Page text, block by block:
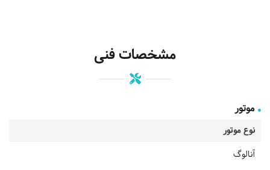
مشخصات فنی
موتور
نوع موتور
آنالوگ